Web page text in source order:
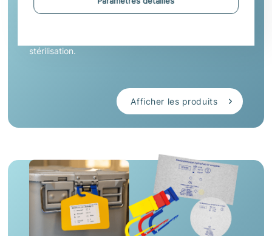
pour certifier que toutes les étapes du processus
stérilisation.
Afficher les produits